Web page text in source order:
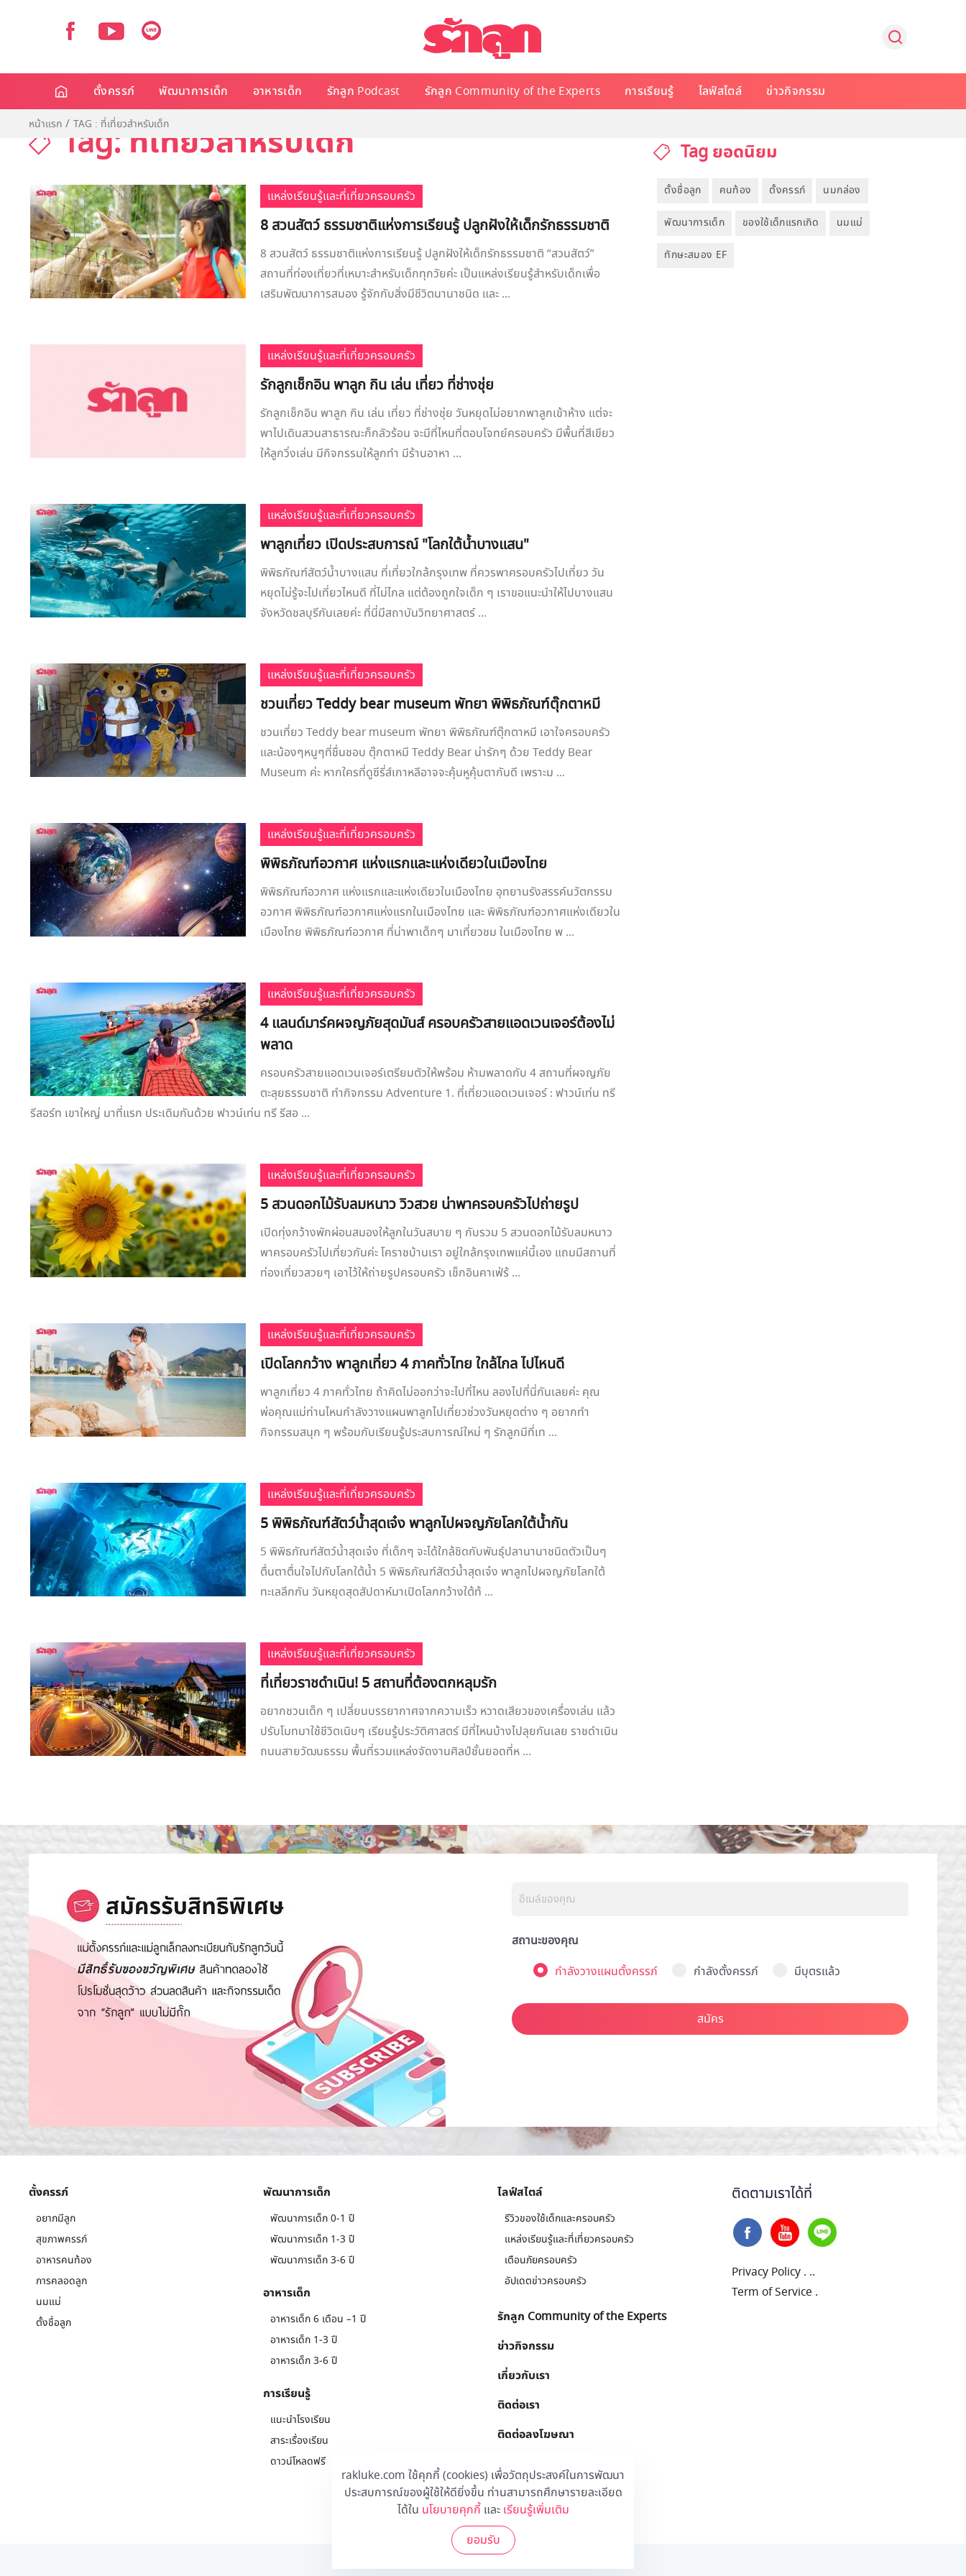
rakluke.com ใช้คุกกี้ (cookies) เพื่อวัตถุประสงค์ในการพัฒนา
ประสบการณ์ของผู้ใช้ให้ดียิ่งขึ้น ท่านสามารถศึกษารายละเอียด
ได้ใน นโยบายคุกกี้และ เรียนรู้เพิ่มเติม
ยอมรับ
ตั้งครรภ์ พัฒนาการเด็ก อาหารเด็ก รักลูก Podcast รักลูก Community of the Experts การเรียนรู้ ไลฟ์สไตล์ ข่าวกิจกรรม
หน้าแรก TAG : ที่เที่ยวสำหรับเด็ก
Tag: ที่เที่ยวสำหรับเด็ก
แหล่งเรียนรู้และที่เที่ยวครอบครัว
8 สวนสัตว์ ธรรมชาติแห่งการเรียนรู้ ปลูกฝังให้เด็กรักธรรมชาติ
8 สวนสัตว์ ธรรมชาติแห่งการเรียนรู้ ปลูกฝังให้เด็กรักธรรมชาติ “สวนสัตว์”
สถานที่ท่องเที่ยวที่เหมาะสำหรับเด็กทุกวัยค่ะ เป็นแหล่งเรียนรู้สำหรับเด็กเพื่อ
เสริมพัฒนาการสมอง รู้จักกับสิ่งมีชีวิตนานาชนิด และ ...
แหล่งเรียนรู้และที่เที่ยวครอบครัว
รักลูกเช็กอิน พาลูก กิน เล่น เที่ยว ที่ช่างชุ่ย
รักลูกเช็กอิน พาลูก กิน เล่น เที่ยว ที่ช่างชุ่ย วันหยุดไม่อยากพาลูกเข้าห้าง แต่จะ
พาไปเดินสวนสาธารณะก็กลัวร้อน จะมีที่ไหนที่ตอบโจทย์ครอบครัว มีพื้นที่สีเขียว
ให้ลูกวิ่งเล่น มีกิจกรรมให้ลูกทำ มีร้านอาหา ...
แหล่งเรียนรู้และที่เที่ยวครอบครัว
พาลูกเที่ยว เปิดประสบการณ์ "โลกใต้น้ำบางแสน"
พิพิธภัณฑ์สัตว์น้ำบางแสน ที่เที่ยวใกล้กรุงเทพ ที่ควรพาครอบครัวไปเที่ยว วัน
หยุดไม่รู้จะไปเที่ยวไหนดี ที่ไม่ไกล แต่ต้องถูกใจเด็ก ๆ เราขอแนะนำให้ไปบางแสน
จังหวัดชลบุรีกันเลยค่ะ ที่นี่มีสถาบันวิทยาศาสตร์ ...
แหล่งเรียนรู้และที่เที่ยวครอบครัว
ชวนเที่ยว Teddy bear museum พัทยา พิพิธภัณฑ์ตุ๊กตาหมี
ชวนเที่ยว Teddy bear museum พัทยา พิพิธภัณฑ์ตุ๊กตาหมี เอาใจครอบครัว
และน้องๆหนูๆที่ชื่นชอบ ตุ๊กตาหมี Teddy Bear น่ารักๆ ด้วย Teddy Bear
Museum ค่ะ หากใครที่ดูซีรี่ส์เกาหลีอาจจะคุ้นหูคุ้นตากันดี เพราะม ...
แหล่งเรียนรู้และที่เที่ยวครอบครัว
พิพิธภัณฑ์อวกาศ แห่งแรกและแห่งเดียวในเมืองไทย
พิพิธภัณฑ์อวกาศ แห่งแรกและแห่งเดียวในเมืองไทย อุทยานรังสรรค์นวัตกรรม
อวกาศ พิพิธภัณฑ์อวกาศแห่งแรกในเมืองไทย และ พิพิธภัณฑ์อวกาศแห่งเดียวใน
เมืองไทย พิพิธภัณฑ์อวกาศ ที่น่าพาเด็กๆ มาเที่ยวชม ในเมืองไทย พ ...
แหล่งเรียนรู้และที่เที่ยวครอบครัว
4 แลนด์มาร์คผจญภัยสุดมันส์ ครอบครัวสายแอดเวนเจอร์ต้องไม่
พลาด
ครอบครัวสายแอดเวนเจอร์เตรียมตัวให้พร้อม ห้ามพลาดกับ 4 สถานที่ผจญภัย
ตะลุยธรรมชาติ ทำกิจกรรม Adventure 1. ที่เที่ยวแอดเวนเจอร์ : ฟาวน์เท่น ทรี
รีสอร์ท เขาใหญ่ มาที่แรก ประเดิมกันด้วย ฟาวน์เท่น ทรี รีสอ ...
แหล่งเรียนรู้และที่เที่ยวครอบครัว
5 สวนดอกไม้รับลมหนาว วิวสวย น่าพาครอบครัวไปถ่ายรูป
เปิดทุ่งกว้างพักผ่อนสมองให้ลูกในวันสบาย ๆ กับรวม 5 สวนดอกไม้รับลมหนาว
พาครอบครัวไปเที่ยวกันค่ะ โคราชบ้านเรา อยู่ใกล้กรุงเทพแค่นี้เอง แถมมีสถานที่
ท่องเที่ยวสวยๆ เอาไว้ให้ถ่ายรูปครอบครัว เช็กอินคาเฟ่ร้ ...
แหล่งเรียนรู้และที่เที่ยวครอบครัว
เปิดโลกกว้าง พาลูกเที่ยว 4 ภาคทั่วไทย ใกล้ไกล ไปไหนดี
พาลูกเที่ยว 4 ภาคทั่วไทย ถ้าคิดไม่ออกว่าจะไปที่ไหน ลองไปที่นี่กันเลยค่ะ คุณ
พ่อคุณแม่ท่านไหนกำลังวางแผนพาลูกไปเที่ยวช่วงวันหยุดต่าง ๆ อยากทำ
กิจกรรมสนุก ๆ พร้อมกับเรียนรู้ประสบการณ์ใหม่ ๆ รักลูกมีที่เท ...
แหล่งเรียนรู้และที่เที่ยวครอบครัว
5 พิพิธภัณฑ์สัตว์น้ำสุดเจ๋ง พาลูกไปผจญภัยโลกใต้น้ำกัน
5 พิพิธภัณฑ์สัตว์น้ำสุดเจ๋ง ที่เด็กๆ จะได้ใกล้ชิดกับพันธุ์ปลานานาชนิดตัวเป็นๆ
ตื่นตาตื่นใจไปกับโลกใต้น้ำ 5 พิพิธภัณฑ์สัตว์น้ำสุดเจ๋ง พาลูกไปผจญภัยโลกใต้
ทะเลลึกกัน วันหยุดสุดสัปดาห์มาเปิดโลกกว้างใต้ท้ ...
แหล่งเรียนรู้และที่เที่ยวครอบครัว
ที่เที่ยวราชดำเนิน! 5 สถานที่ต้องตกหลุมรัก
อยากชวนเด็ก ๆ เปลี่ยนบรรยากาศจากความเร็ว หวาดเสียวของเครื่องเล่น แล้ว
ปรับโมทมาใช้ชีวิตเนิบๆ เรียนรู้ประวัติศาสตร์ มีที่ไหนบ้างไปลุยกันเลย ราชดำเนิน
ถนนสายวัฒนธรรม พื้นที่รวมแหล่งจัดงานศิลป์ชั้นยอดที่ห ...
Tag ยอดนิยม
ตั้งชื่อลูก คนท้อง ตั้งครรภ์ นมกล่อง
พัฒนาการเด็ก ของใช้เด็กแรกเกิด นมแม่
ทักษะสมอง EF
สถานะของคุณ
กำลังวางแผนตั้งครรภ์
กำลังตั้งครรภ์ มีบุตรแล้ว
สมัคร
ตั้งครรภ์
อยากมีลูก
สุขภาพครรภ์
อาหารคนท้อง
การคลอดลูก
นมแม่
ตั้งชื่อลูก
พัฒนาการเด็ก
พัฒนาการเด็ก 0-1 ปี
พัฒนาการเด็ก 1-3 ปี
พัฒนาการเด็ก 3-6 ปี
อาหารเด็ก
อาหารเด็ก 6 เดือน –1 ปี
อาหารเด็ก 1-3 ปี
อาหารเด็ก 3-6 ปี
การเรียนรู้
แนะนำโรงเรียน
สาระเรื่องเรียน
ดาวน์โหลดฟรี
ไลฟ์สไตล์
รีวิวของใช้เด็กและครอบครัว
แหล่งเรียนรู้และที่เที่ยวครอบครัว
เตือนภัยครอบครัว
อัปเดตข่าวครอบครัว
รักลูก Community of the Experts
ข่าวกิจกรรม
เกี่ยวกับเรา
ติดต่อเรา
ติดต่อลงโฆษณา
ติดตามเราได้ที่
Privacy Policy . ..
Term of Service .